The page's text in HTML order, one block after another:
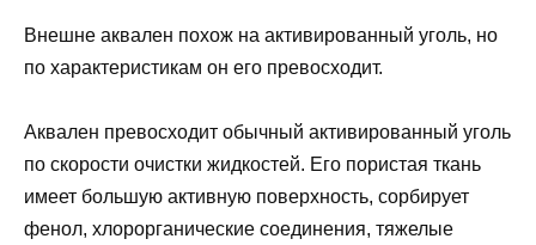
Внешне аквален похож на активированный уголь, но
по характеристикам он его превосходит.
Аквален превосходит обычный активированный уголь
по скорости очистки жидкостей. Его пористая ткань
имеет большую активную поверхность, сорбирует
фенол, хлорорганические соединения, тяжелые